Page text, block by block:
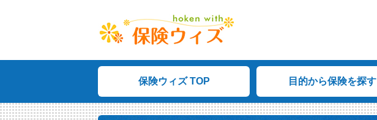
保険ウィズ TOP 目的から保険を探す